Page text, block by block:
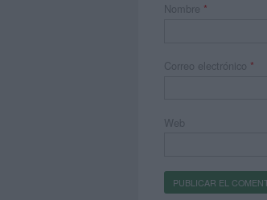
Nombre *
Correo electrónico *
Web